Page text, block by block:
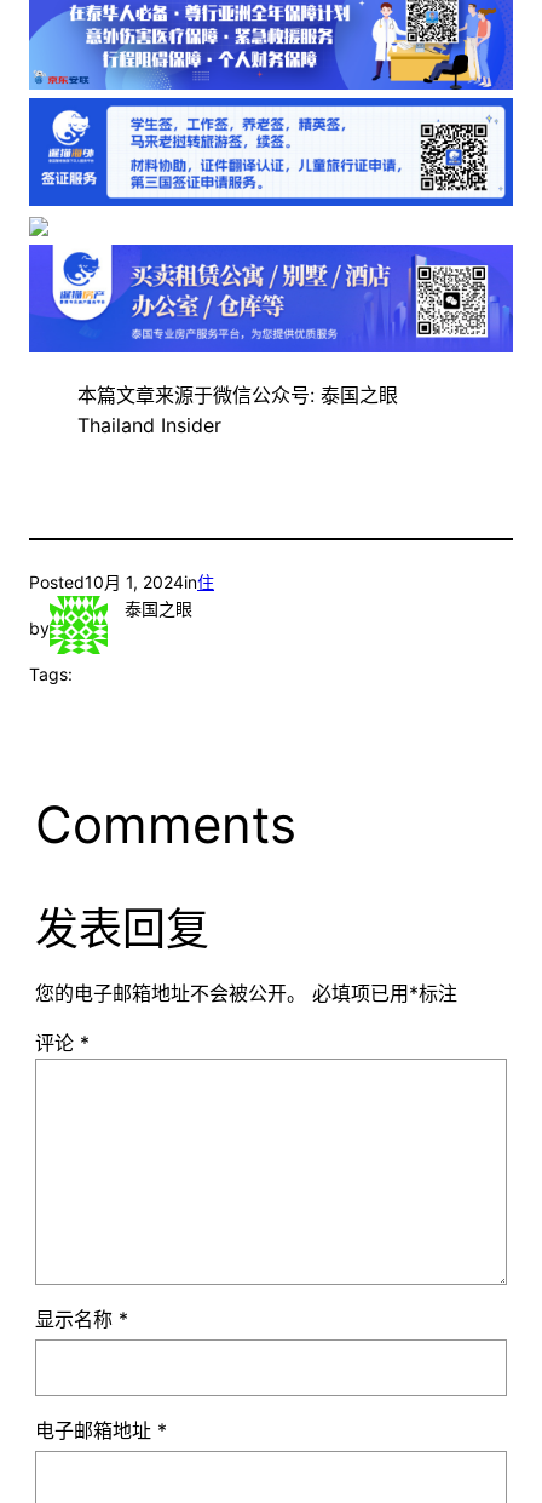
本篇文章来源于微信公众号: 泰国之眼
Thailand Insider
Posted10月 1, 2024in住
by
泰国之眼
Tags:
Comments
发表回复
您的电子邮箱地址不会被公开。 必填项已用*标注
评论 *
显示名称 *
电子邮箱地址 *